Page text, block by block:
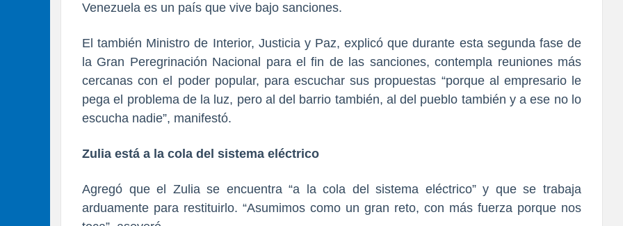
Venezuela es un país que vive bajo sanciones.
El también Ministro de Interior, Justicia y Paz, explicó que durante esta segunda fase de
la Gran Peregrinación Nacional para el fin de las sanciones, contempla reuniones más
cercanas con el poder popular, para escuchar sus propuestas “porque al empresario le
pega el problema de la luz, pero al del barrio también, al del pueblo también y a ese no lo
escucha nadie”, manifestó.
Zulia está a la cola del sistema eléctrico
Agregó que el Zulia se encuentra “a la cola del sistema eléctrico” y que se trabaja
arduamente para restituirlo. “Asumimos como un gran reto, con más fuerza porque nos